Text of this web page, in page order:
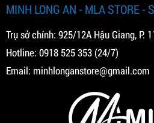
MINH LONG AN - MLA STORE -
Trụ sở chính: 925/12A Hậu Giang, P.
Hotline: 0918 525 353 (24/7)
Email: minhlonganstore@gmail.com